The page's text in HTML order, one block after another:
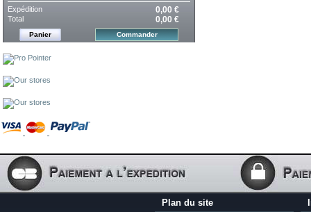
Expédition 0,00 €
Total 0,00 €
Panier Commander
Plan du site